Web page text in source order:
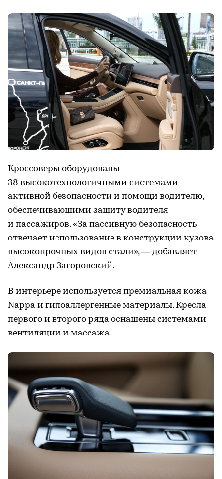
Кроссоверы оборудованы
38 высокотехнологичными системами
активной безопасности и помощи водителю,
обеспечивающими защиту водителя
и пассажиров. «За пассивную безопасность
отвечает использование в конструкции кузова
высокопрочных видов стали», — добавляет
Александр Загоровский.
В интерьере используется премиальная кожа
Nappa и гипоаллергенные материалы. Кресла
первого и второго ряда оснащены системами
вентиляции и массажа.